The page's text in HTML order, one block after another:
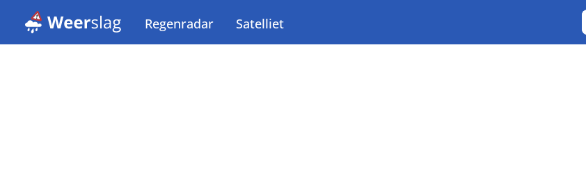
Regenradar Satelliet